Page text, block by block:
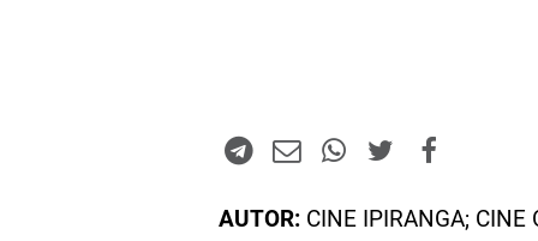
AUTOR: CINE IPIRANGA; CINE